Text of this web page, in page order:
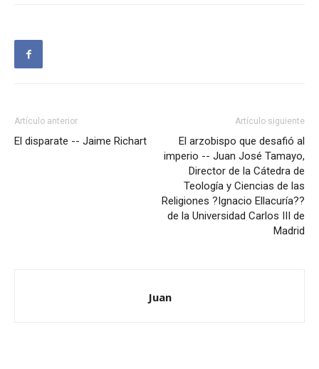
Artículo anterior
El disparate -- Jaime Richart
Artículo siguiente
El arzobispo que desafió al
imperio -- Juan José Tamayo,
Director de la Cátedra de
Teología y Ciencias de las
Religiones ?Ignacio Ellacuría??
de la Universidad Carlos III de
Madrid
Juan